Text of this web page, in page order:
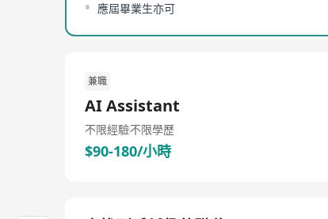
應屆畢業生亦可
兼職
AI Assistant
不限經驗不限學歷
$90-180/小時